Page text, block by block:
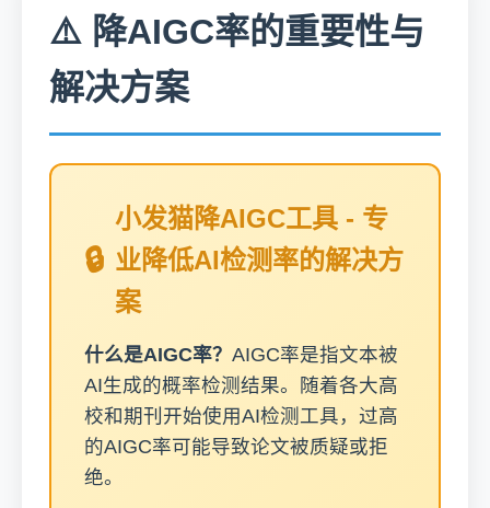
⚠️ 降AIGC率的重要性与
解决方案
小发猫降AIGC工具 - 专
业降低AI检测率的解决方
案
什么是AIGC率？ AIGC率是指文本被
AI生成的概率检测结果。随着各大高
校和期刊开始使用AI检测工具，过高
的AIGC率可能导致论文被质疑或拒
绝。